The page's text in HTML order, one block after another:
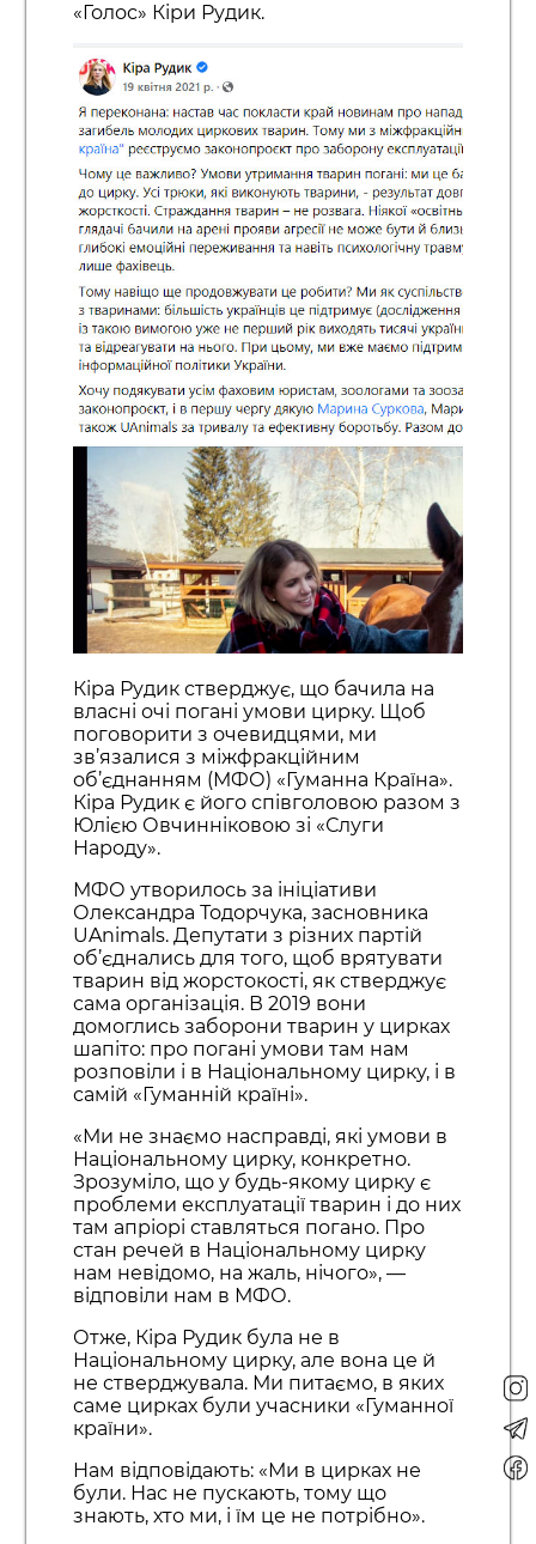
«Голос» Кіри Рудик.
Кіра Рудик стверджує, що бачила на
власні очі погані умови цирку. Щоб
поговорити з очевидцями, ми
зв’язалися з міжфракційним
об’єднанням (МФО) «Гуманна Країна».
Кіра Рудик є його співголовою разом з
Юлією Овчинніковою зі «Слуги
Народу».
МФО утворилось за ініціативи
Олександра Тодорчука, засновника
UAnimals. Депутати з різних партій
об’єднались для того, щоб врятувати
тварин від жорстокості, як стверджує
сама організація. В 2019 вони
домоглись заборони тварин у цирках
шапіто: про погані умови там нам
розповіли і в Національному цирку, і в
самій «Гуманній країні».
«Ми не знаємо насправді, які умови в
Національному цирку, конкретно.
Зрозуміло, що у будь-якому цирку є
проблеми експлуатації тварин і до них
там апріорі ставляться погано. Про
стан речей в Національному цирку
нам невідомо, на жаль, нічого», —
відповіли нам в МФО.
Отже, Кіра Рудик була не в
Національному цирку, але вона це й
не стверджувала. Ми питаємо, в яких
саме цирках були учасники «Гуманної
країни».
Нам відповідають: «Ми в цирках не
були. Нас не пускають, тому що
знають, хто ми, і їм це не потрібно».